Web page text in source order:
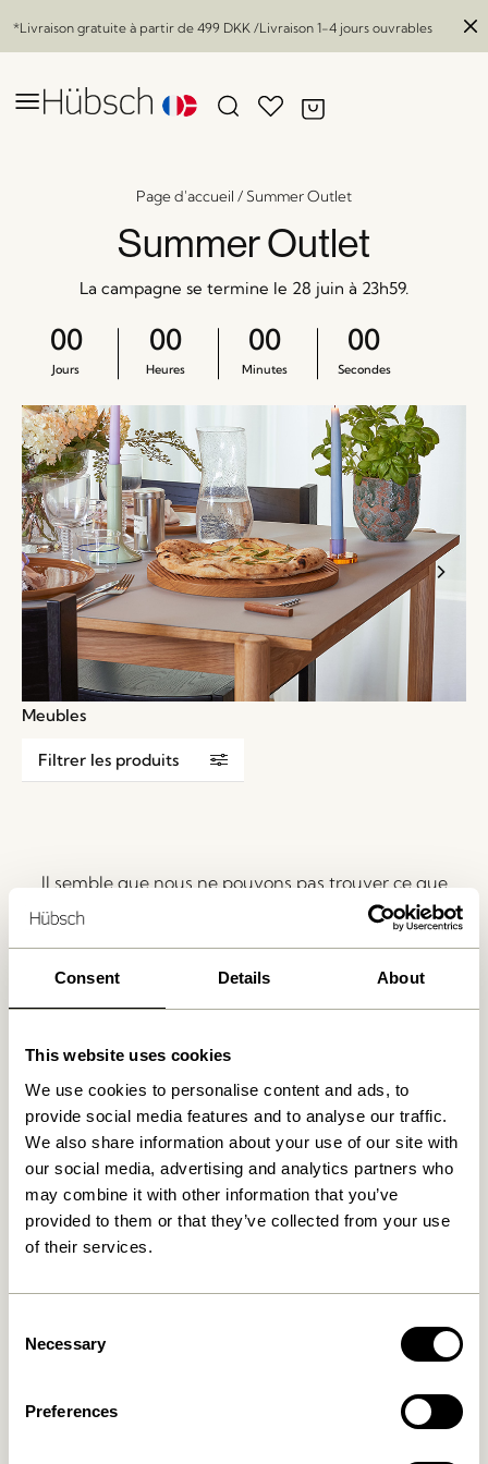
Consent Details About
This website uses cookies
We use cookies to personalise content and ads, to
provide social media features and to analyse our traffic.
We also share information about your use of our site with
our social media, advertising and analytics partners who
may combine it with other information that you’ve
provided to them or that they’ve collected from your use
of their services.
Selection
Necessary
Preferences
*Livraison gratuite à partir de 499 DKK /Livraison 1-4 jours ouvrables
Page d'accueil / Summer Outlet
Summer Outlet
La campagne se termine le 28 juin à 23h59.
00
Jours
00
Heures
00
Minutes
00
Secondes
Meubles
Filtrer les produits
Il semble que nous ne pouvons pas trouver ce que
Livraison gratuite à partir de499 DKK*